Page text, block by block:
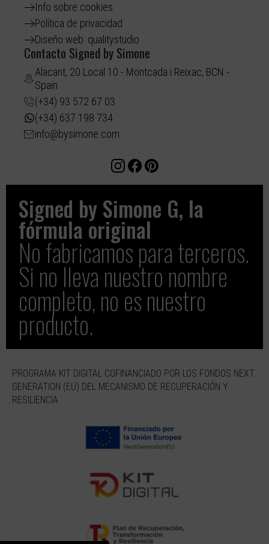
Info sobre cookies
Política de privacidad
Diseño web: qualitystudio
Contacto Signed by Simone
Alacant, 20 Local 10 - Montcada i Reixac, BCN -
Spain
(+34) 93 572 67 03
(+34) 637 198 734
info@bysimone.com
Signed by Simone G, la
fórmula original​
No fabricamos para terceros.
Si no lleva nuestro nombre
completo, no es nuestro
producto.
PROGRAMA KIT DIGITAL COFINANCIADO POR LOS FONDOS NEXT
GENERATION (EU) DEL MECANISMO DE RECUPERACIÓN Y
RESILIENCIA